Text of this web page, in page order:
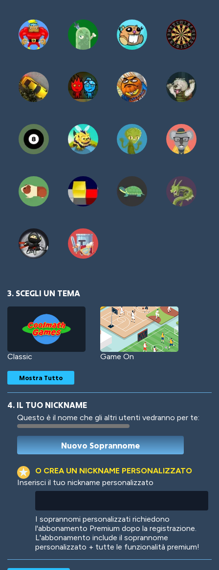
3. SCEGLI UN TEMA
Classic Game On
Woof Jungle Cats
Mostra Tutto
4. IL TUO NICKNAME
Questo è il nome che gli altri utenti vedranno per te:
O CREA UN NICKNAME PERSONALIZZATO
Inserisci il tuo nickname personalizzato
I soprannomi personalizzati richiedono
l'abbonamento Premium dopo la registrazione.
L'abbonamento include il soprannome
personalizzato + tutte le funzionalità premium!